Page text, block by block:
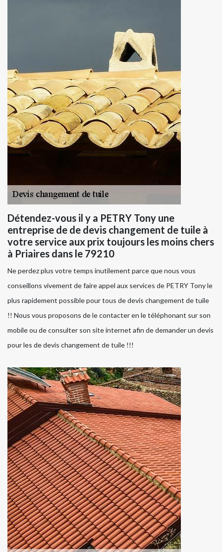
Détendez-vous il y a PETRY Tony une
entreprise de de devis changement de tuile à
votre service aux prix toujours les moins chers
à Priaires dans le 79210
Ne perdez plus votre temps inutilement parce que nous vous
conseillons vivement de faire appel aux services de PETRY Tony le
plus rapidement possible pour tous de devis changement de tuile
!! Nous vous proposons de le contacter en le téléphonant sur son
mobile ou de consulter son site internet afin de demander un devis
pour les de devis changement de tuile !!!